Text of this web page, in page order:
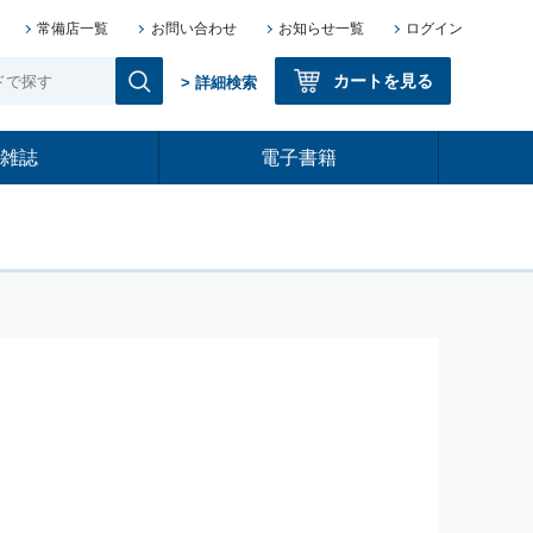
常備店一覧 お問い合わせ お知らせ一覧 ログイン
> 詳細検索 カートを見る
雑誌 電子書籍